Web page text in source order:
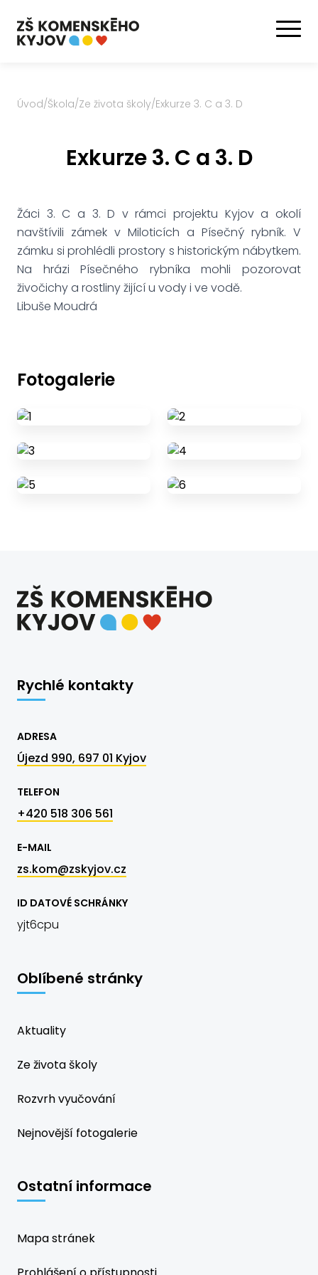
Úvod/Škola/Ze života školy/Exkurze 3. C a 3. D
Exkurze 3. C a 3. D
Žáci 3. C a 3. D v rámci projektu Kyjov a okolí
navštívili zámek v Miloticích a Písečný rybník. V
zámku si prohlédli prostory s historickým nábytkem.
Na hrázi Písečného rybníka mohli pozorovat
živočichy a rostliny žijící u vody i ve vodě.
Libuše Moudrá
Fotogalerie
Rychlé kontakty
ADRESA
Újezd 990, 697 01 Kyjov
TELEFON
+420 518 306 561
E-MAIL
zs.kom@zskyjov.cz
ID DATOVÉ SCHRÁNKY
yjt6cpu
Oblíbené stránky
Aktuality
Ze života školy
Rozvrh vyučování
Nejnovější fotogalerie
Ostatní informace
Mapa stránek